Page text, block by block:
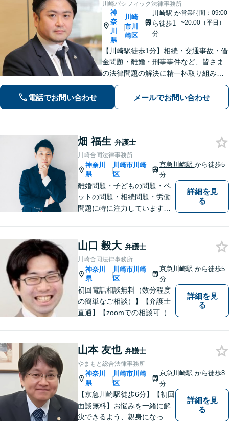
川崎パシフィック法律事務所
神
奈
川
県
|
川崎
市川
崎区
川崎駅 か
ら徒歩1
分
営業時間：09:00
~20:00（平日）
【川崎駅徒歩1分】相続・交通事故・借
金問題・離婚・刑事事件など、皆さま
の法律問題の解決に精一杯取り組みま
す。持ち前のバイタリティとフットワ
ークの軽さに自信あり。費用の負担を
最小限にするよう努めています。【地
電話でお問い合わせ メールでお問い合わせ
畑 福生 弁護士
川崎合同法律事務所
神奈川
県
|
川崎市川崎
区
京急川崎駅 から徒歩5
分
離婚問題・子どもの問題・ペ
ットの問題・相続問題・労働
問題に特に注力しています。
詳細を見
る
山口 毅大 弁護士
川崎合同法律事務所
神奈川
県
|
川崎市川崎
区
京急川崎駅 から徒歩5
分
初回電話相談無料（数分程度
の簡単なご相談）】【弁護士
直通】【zoomでの相談可（有
「街医者」のような弁護士
詳細を見
る
山本 友也 弁護士
やまもと総合法律事務所
神奈川
県
|
川崎市川崎
区
京急川崎駅 から徒歩8
分
【京急川崎駅徒歩6分】【初回
面談無料】お悩みを一緒に解
決できるよう、親身になっ
詳細を見
る